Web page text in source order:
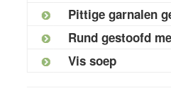
Pittige garnalen
Rund gestoofd
Vis soep